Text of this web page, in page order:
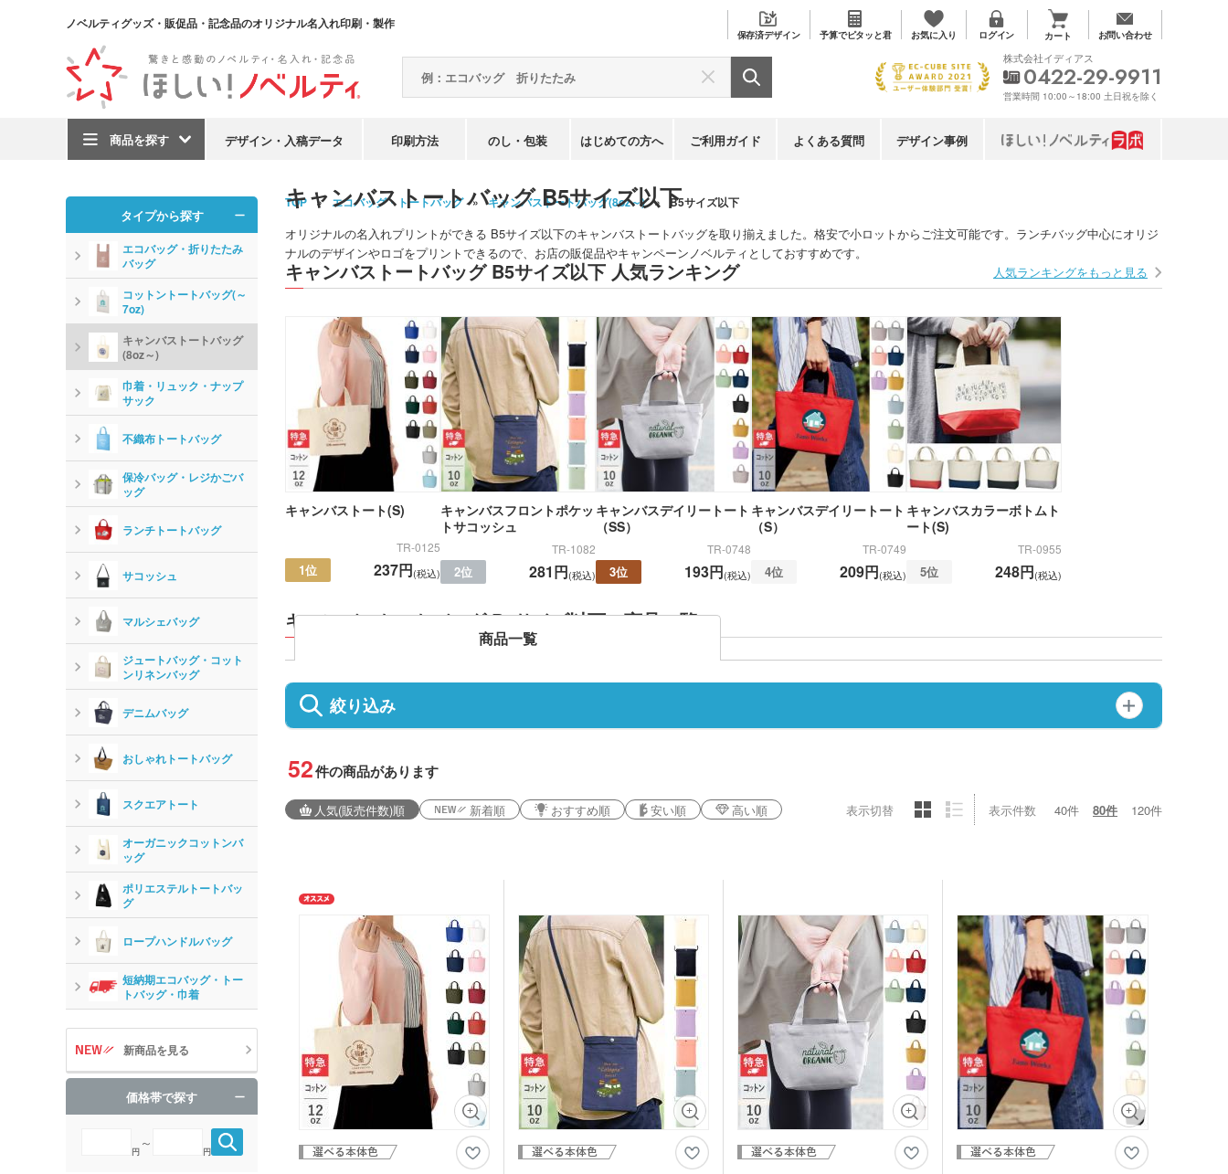
ノベルティグッズ・販促品・記念品のオリジナル名入れ印刷・製作
保存済デザイン 予算でピタッと君 お気に入り ログイン カート お問い合わせ
商品を探す デザイン・入稿データ 印刷方法 のし・包装 はじめての方へ ご利用ガイド よくある質問 デザイン事例
株式会社イディアス
0422-29-9911
営業時間 10:00～18:00 土日祝を除く
TOP エコバッグ・トートバッグ キャンバストートバッグ(8oz～) B5サイズ以下
キャンバストートバッグ B5サイズ以下
オリジナルの名入れプリントができる B5サイズ以下のキャンバストートバッグを取り揃えました。格安で小ロットからご注文可能です。ランチバッグ中心にオリジ
ナルのデザインやロゴをプリントできるので、お店の販促品やキャンペーンノベルティとしておすすめです。
キャンバストートバッグ B5サイズ以下 人気ランキング 人気ランキングをもっと見る
キャンバストート(S)
TR-0125
1位 237円(税込)
キャンバスフロントポケッ
トサコッシュ
TR-1082
2位 281円(税込)
キャンバスデイリートート
（SS）
TR-0748
3位 193円(税込)
キャンバスデイリートート
（S）
TR-0749
4位 209円(税込)
キャンバスカラーボトムト
ート(S)
TR-0955
5位 248円(税込)
キャンバストートバッグ B5サイズ以下 商品一覧
商品一覧
絞り込み
52件の商品があります
人気(販売件数)順 新着順 おすすめ順 安い順 高い順 表示切替 表示件数 40件 80件 120件
タイプから探す
エコバッグ・折りたたみ
バッグ
コットントートバッグ(～
7oz)
キャンバストートバッグ
(8oz～)
巾着・リュック・ナップ
サック
不織布トートバッグ
保冷バッグ・レジかごバ
ッグ
ランチトートバッグ
サコッシュ
マルシェバッグ
ジュートバッグ・コット
ンリネンバッグ
デニムバッグ
おしゃれトートバッグ
スクエアトート
オーガニックコットンバ
ッグ
ポリエステルトートバッ
グ
ロープハンドルバッグ
短納期エコバッグ・トー
トバッグ・巾着
新商品を見る
価格帯で探す
円
～
円